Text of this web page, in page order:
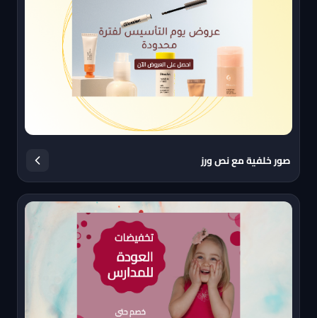
صور خلفية مع نص ورز